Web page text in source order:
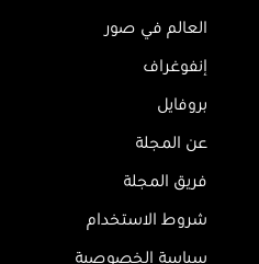
العالم في صور
إنفوغراف
بروفايل
عن المجلة
فريق المجلة
شروط الاستخدام
سياسة الخصوصية